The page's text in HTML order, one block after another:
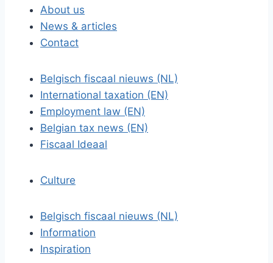
About us
News & articles
Contact
Belgisch fiscaal nieuws (NL)
International taxation (EN)
Employment law (EN)
Belgian tax news (EN)
Fiscaal Ideaal
Culture
Belgisch fiscaal nieuws (NL)
Information
Inspiration